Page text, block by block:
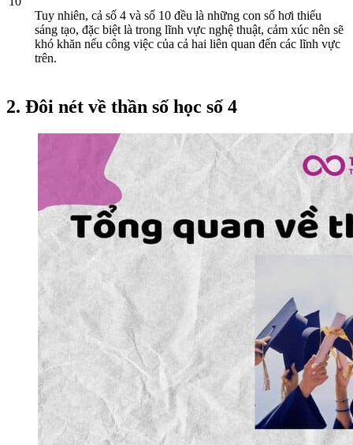
Tuy nhiên, cả số 4 và số 10 đều là những con số hơi thiếu
sáng tạo, đặc biệt là trong lĩnh vực nghệ thuật, cảm xúc nên sẽ
khó khăn nếu công việc của cả hai liên quan đến các lĩnh vực
trên.
2. Đôi nét về thần số học số 4